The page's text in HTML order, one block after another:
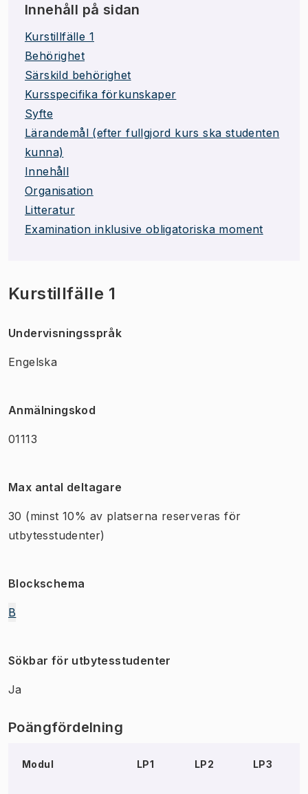
Innehåll på sidan
Kurstillfälle 1
Behörighet
Särskild behörighet
Kursspecifika förkunskaper
Syfte
Lärandemål (efter fullgjord kurs ska studenten
kunna)
Innehåll
Organisation
Litteratur
Examination inklusive obligatoriska moment
Kurstillfälle 1
Undervisningsspråk
Engelska
Anmälningskod
01113
Max antal deltagare
30 (minst 10% av platserna reserveras för
utbytesstudenter)
Blockschema
B
Sökbar för utbytesstudenter
Ja
Poängfördelning
Modul LP1 LP2 LP3